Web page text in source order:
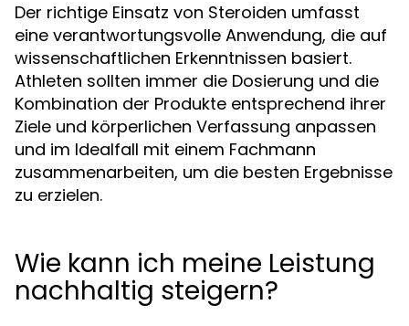
Der richtige Einsatz von Steroiden umfasst
eine verantwortungsvolle Anwendung, die auf
wissenschaftlichen Erkenntnissen basiert.
Athleten sollten immer die Dosierung und die
Kombination der Produkte entsprechend ihrer
Ziele und körperlichen Verfassung anpassen
und im Idealfall mit einem Fachmann
zusammenarbeiten, um die besten Ergebnisse
zu erzielen.
Wie kann ich meine Leistung
nachhaltig steigern?